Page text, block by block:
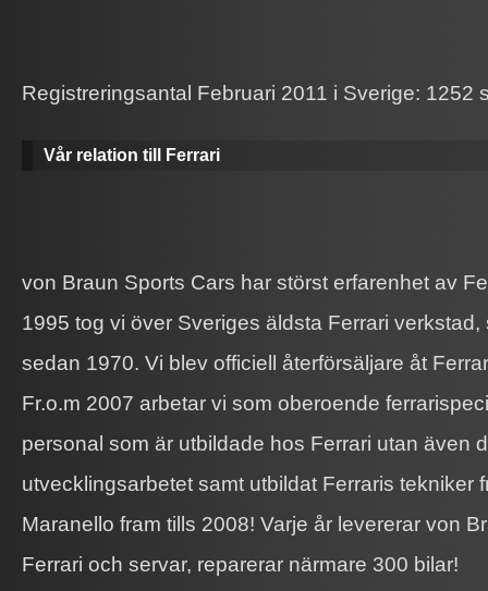
Registreringsantal Februari 2011 i Sverige: 1252
Vår relation till Ferrari
von Braun Sports Cars har störst erfarenhet av
1995 tog vi över Sveriges äldsta Ferrari
sedan 1970. Vi blev officiell återförsäljare åt
Fr.o.m 2007 arbetar vi som oberoende
personal som är utbildade hos Ferrari utan även
utvecklingsarbetet samt utbildat Ferraris tekniker
Maranello fram tills 2008! Varje år levererar von
Ferrari och servar, reparerar närmare 300 bilar!